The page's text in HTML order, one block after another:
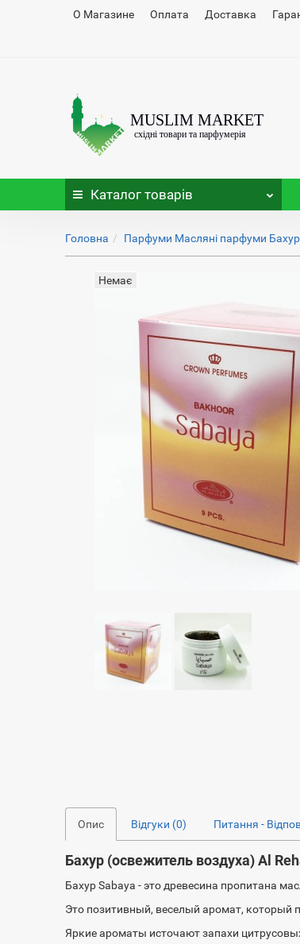
О Магазине Оплата Доставка
Каталог товарів
Головна Парфуми Масляні парфуми Бахур
Немає
Опис Відгуки (0) Питання -
Бахур (освежитель воздуха) Al
Бахур Sabaya - это древесина пропитана
Это позитивный, веселый аромат, который
Яркие ароматы источают запахи